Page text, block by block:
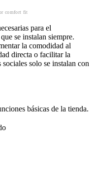
comfort fit
para el
se instalan siempre.
la comodidad al
directa o facilitar la
solo se instalan con
básicas de la tienda.